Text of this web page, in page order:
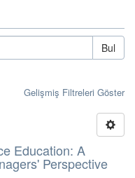
Bul
Gelişmiş Filtreleri Göster
Education: A
Perspective